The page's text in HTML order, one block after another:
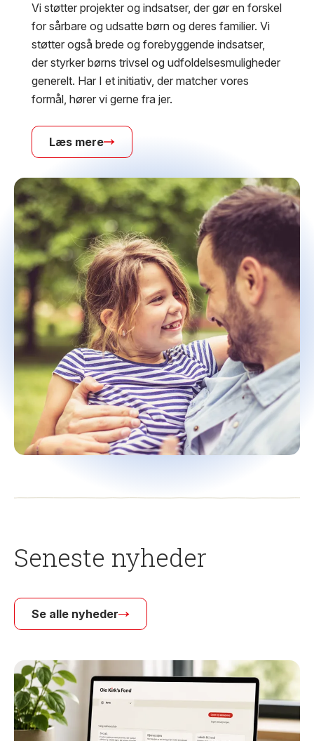
Vi støtter projekter og indsatser, der gør en forskel
for sårbare og udsatte børn og deres familier. Vi
støtter også brede og forebyggende indsatser,
der styrker børns trivsel og udfoldelsesmuligheder
generelt. Har I et initiativ, der matcher vores
formål, hører vi gerne fra jer.
Læs mere
Seneste nyheder
Se alle nyheder